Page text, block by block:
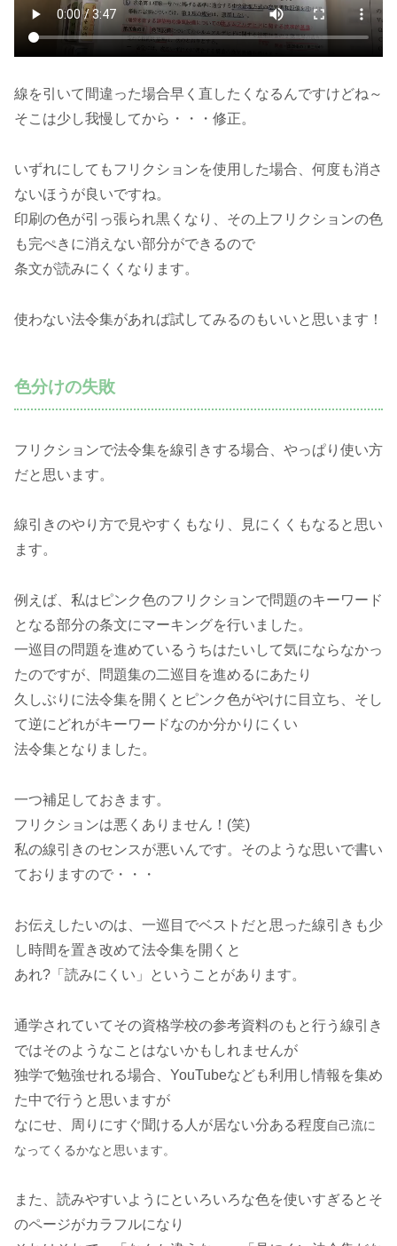
線を引いて間違った場合早く直したくなるんですけどね～
そこは少し我慢してから・・・修正。
いずれにしてもフリクションを使用した場合、何度も消さ
ないほうが良いですね。
印刷の色が引っ張られ黒くなり、その上フリクションの色
も完ぺきに消えない部分ができるので
条文が読みにくくなります。
使わない法令集があれば試してみるのもいいと思います！
色分けの失敗
フリクションで法令集を線引きする場合、やっぱり使い方
だと思います。
線引きのやり方で見やすくもなり、見にくくもなると思い
ます。
例えば、私はピンク色のフリクションで問題のキーワード
となる部分の条文にマーキングを行いました。
一巡目の問題を進めているうちはたいして気にならなかっ
たのですが、問題集の二巡目を進めるにあたり
久しぶりに法令集を開くとピンク色がやけに目立ち、そし
て逆にどれがキーワードなのか分かりにくい
法令集となりました。
一つ補足しておきます。
フリクションは悪くありません！(笑)
私の線引きのセンスが悪いんです。そのような思いで書い
ておりますので・・・
お伝えしたいのは、一巡目でベストだと思った線引きも少
し時間を置き改めて法令集を開くと
あれ?「読みにくい」ということがあります。
通学されていてその資格学校の参考資料のもと行う線引き
ではそのようなことはないかもしれませんが
独学で勉強せれる場合、YouTubeなども利用し情報を集め
た中で行うと思いますが
なにせ、周りにすぐ聞ける人が居ない分ある程度自己流に
なってくるかなと思います。
また、読みやすいようにといろいろな色を使いすぎるとそ
のページがカラフルになり